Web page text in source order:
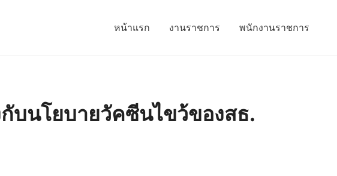
หน้าแรก งานราชการ พนักงานราชการ
บนโยบายวัคซีนไขว้ของสธ.